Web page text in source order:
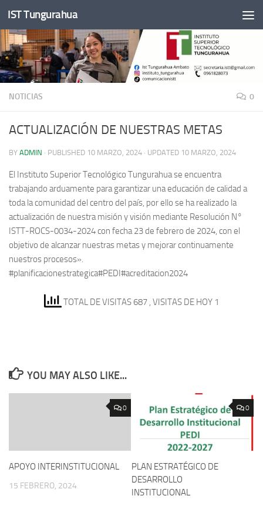
Skip to content
IST Tungurahua
NOTICIAS 0
ACTUALIZACIÓN DE NUESTRAS METAS
BY ADMIN · PUBLISHED 10 MARZO, 2024 · UPDATED 10 MARZO, 2024
El Instituto Superior Tecnológico Tungurahua se encuentra
trabajando arduamente para garantizar una educación de calidad a
toda la comunidad del centro del país, por ello se ha realizado la
actualización de nuestra misión y visión mediante Resolución N°
ISTT-ROCS-0034-2024 con fecha 23 de febrero de 2024, con el
objetivo de alcanzar nuestras metas y mejorar continuamente
nuestros procesos».
#planificacionestrategica#PEDI#acreditacion2024
TOTAL DE VISITAS 687 , VISITAS DE HOY 1
YOU MAY ALSO LIKE...
0
APOYO INTERINSTITUCIONAL
15 FEBRERO, 2024
0
PLAN ESTRATÉGICO DE
DESARROLLO
INSTITUCIONAL